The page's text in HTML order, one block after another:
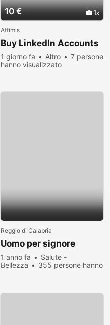
10 € 1
Attimis
Buy LinkedIn Accounts
1 giorno fa Altro
7 persone
hanno visualizzato
Reggio di Calabria
Uomo per signore
1 anno fa
Salute -
Bellezza
355 persone hanno